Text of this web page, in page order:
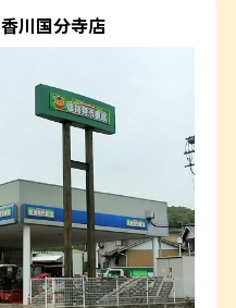
香川国分寺店